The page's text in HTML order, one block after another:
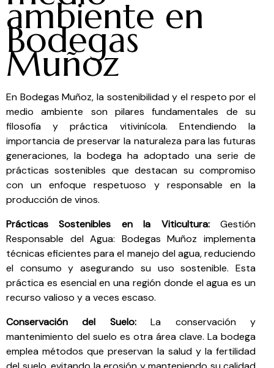
ambiente en
Bodegas
Muñoz
En Bodegas Muñoz, la sostenibilidad y el respeto por el
medio ambiente son pilares fundamentales de su
filosofía y práctica vitivinícola. Entendiendo la
importancia de preservar la naturaleza para las futuras
generaciones, la bodega ha adoptado una serie de
prácticas sostenibles que destacan su compromiso
con un enfoque respetuoso y responsable en la
producción de vinos.
Prácticas Sostenibles en la Viticultura:Gestión
Responsable del Agua: Bodegas Muñoz implementa
técnicas eficientes para el manejo del agua, reduciendo
el consumo y asegurando su uso sostenible. Esta
práctica es esencial en una región donde el agua es un
recurso valioso y a veces escaso.
Conservación del Suelo:La conservación y
mantenimiento del suelo es otra área clave. La bodega
emplea métodos que preservan la salud y la fertilidad